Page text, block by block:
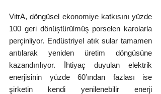
VitrA, döngüsel ekonomiye katkısını yüzde
100 geri dönüştürülmüş porselen karolarla
perçinliyor. Endüstriyel atık sular tamamen
arıtılarak yeniden üretim döngüsüne
kazandırılıyor. İhtiyaç duyulan elektrik
enerjisinin yüzde 60’ından fazlası ise
şirketin kendi yenilenebilir enerji